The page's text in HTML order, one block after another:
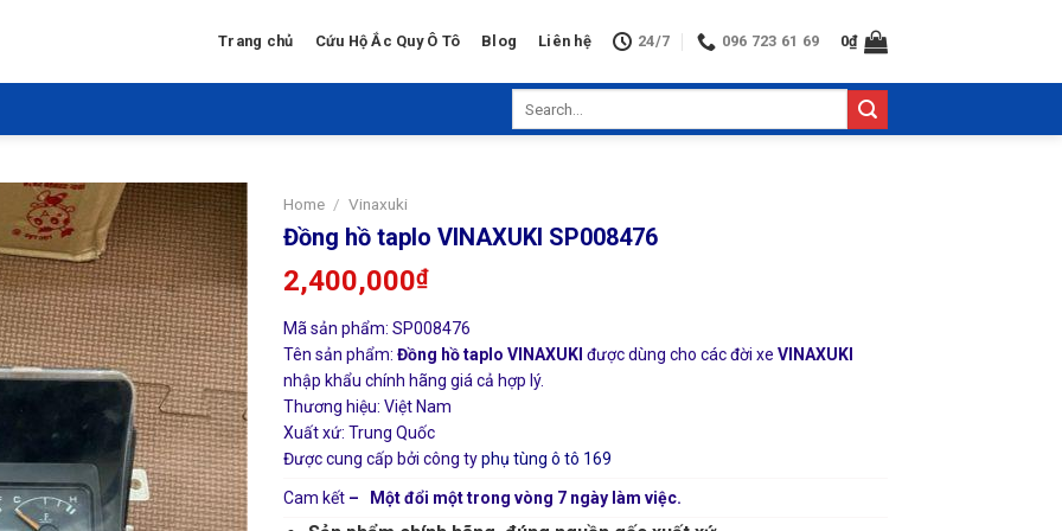
Trang chủ Cứu Hộ Ắc Quy Ô Tô Blog Liên hệ 24/7 096 723 61 69 0₫
Home / Vinaxuki
Đồng hồ taplo VINAXUKI SP008476
2,400,000₫
Mã sản phẩm: SP008476
Tên sản phẩm: Đồng hồ taplo VINAXUKI được dùng cho các đời xe VINAXUKI
nhập khẩu chính hãng giá cả hợp lý.
Thương hiệu: Việt Nam
Xuất xứ: Trung Quốc
Được cung cấp bởi công typhụ tùng ô tô 169
Cam kết – Một đổi một trong vòng 7 ngày làm việc.